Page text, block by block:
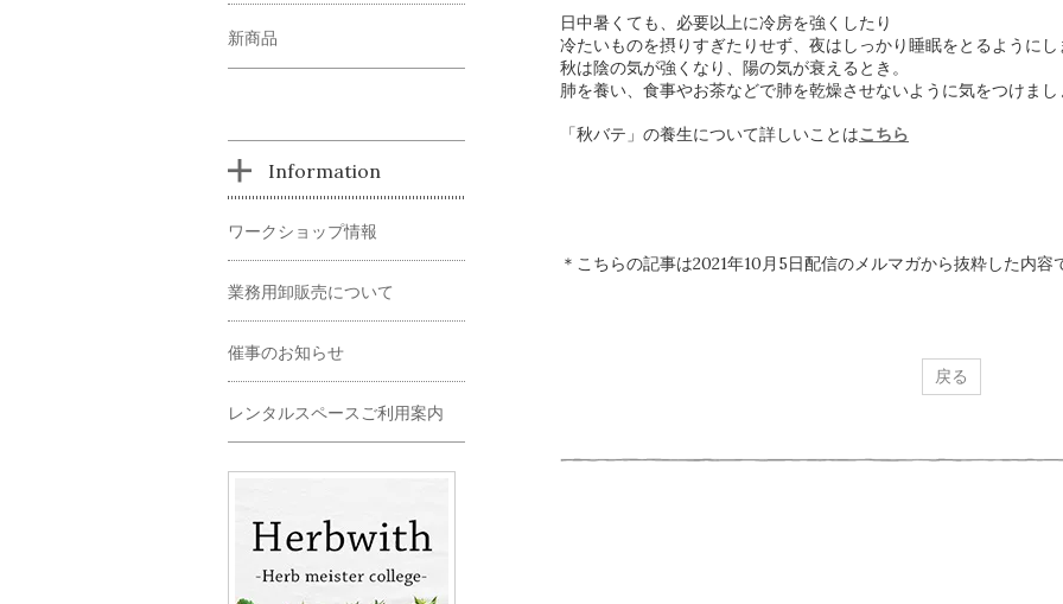
日中暑くても、必要以上に冷房を強くしたり
冷たいものを摂りすぎたりせず、夜はしっかり睡眠をとるようにし
秋は陰の気が強くなり、陽の気が衰えるとき。
肺を養い、食事やお茶などで肺を乾燥させないように気をつけまし
「秋バテ」の養生について詳しいことはこちら
＊こちらの記事は2021年10月5日配信のメルマガから抜粋した内容
戻る
新商品
Information
ワークショップ情報
業務用卸販売について
催事のお知らせ
レンタルスペースご利用案内